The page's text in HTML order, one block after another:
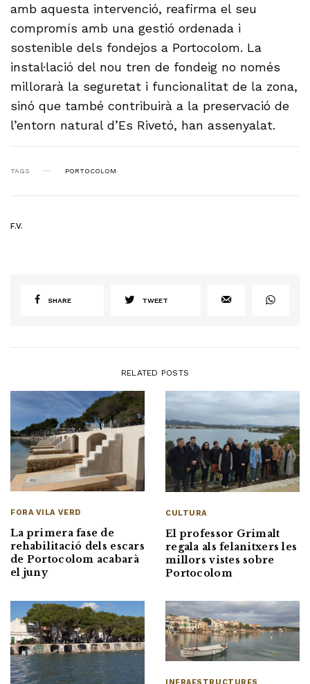
amb aquesta intervenció, reafirma el seu
compromís amb una gestió ordenada i
sostenible dels fondejos a Portocolom. La
instal·lació del nou tren de fondeig no només
millorarà la seguretat i funcionalitat de la zona,
sinó que també contribuirà a la preservació de
l’entorn natural d’Es Rivetó, han assenyalat.
TAGS PORTOCOLOM
F.V.
SHARE TWEET
RELATED POSTS
FORA VILA VERD
La primera fase de
rehabilitació dels escars
de Portocolom acabarà
el juny
CULTURA
El professor Grimalt
regala als felanitxers les
millors vistes sobre
Portocolom